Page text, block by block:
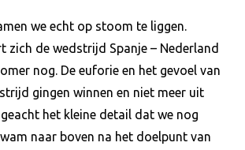
we echt op stoom te liggen.
zich de wedstrijd Spanje – Nederland
nog. De euforie en het gevoel van
gingen winnen en niet meer uit
het kleine detail dat we nog
naar boven na het doelpunt van